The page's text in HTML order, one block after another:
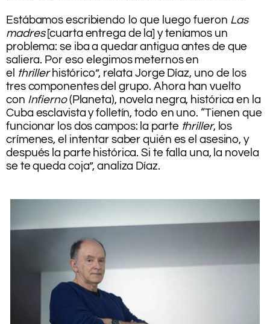
Estábamos escribiendo lo que luego fueron Las
madres[cuarta entrega de la] y teníamos un
problema: se iba a quedar antigua antes de que
saliera. Por eso elegimos meternos en
el thrillerhistórico”, relata Jorge Díaz, uno de los
tres componentes del grupo. Ahora han vuelto
con Infierno(Planeta), novela negra, histórica en la
Cuba esclavista y folletín, todo en uno. “Tienen que
funcionar los dos campos: la parte thriller, los
crímenes, el intentar saber quién es el asesino, y
después la parte histórica. Si te falla una, la novela
se te queda coja”, analiza Díaz.